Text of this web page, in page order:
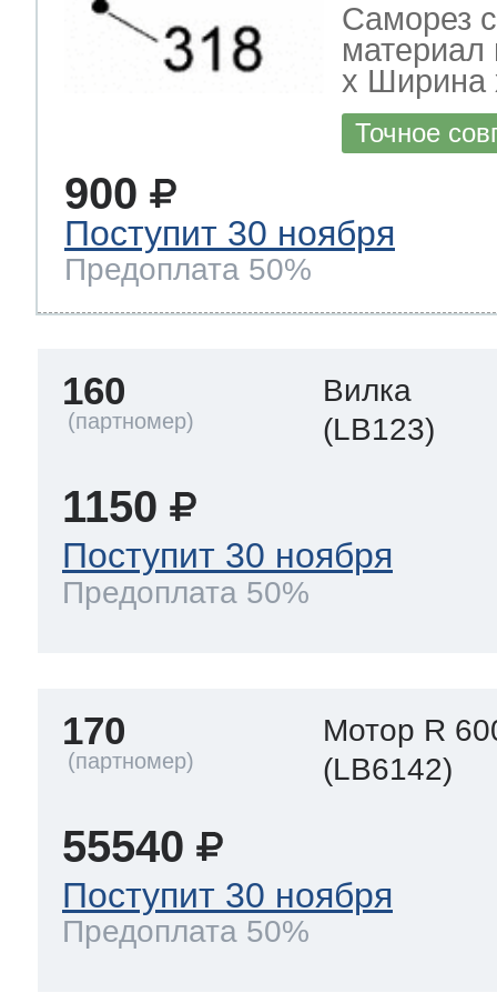
Саморез
х Ширина
Точное
900
Поступит 30 ноября
Предоплата 50%
160
Вилка
(LB123)
1150
Поступит 30 ноября
Предоплата 50%
170
Мотор R
(LB6142)
55540
Поступит 30 ноября
Предоплата 50%